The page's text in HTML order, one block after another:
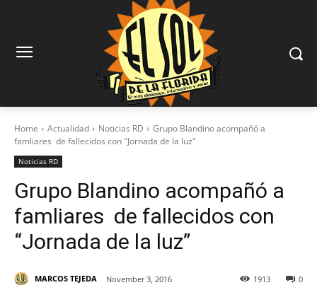
Home Actualidad Noticias RD
Grupo Blandino acompañó a
famliares de fallecidos con "Jornada de la luz"
Noticias RD
Grupo Blandino acompañó a
famliares de fallecidos con
“Jornada de la luz”
MARCOS TEJEDA November 3, 2016 0
1913